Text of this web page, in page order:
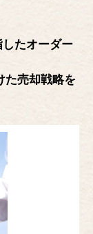
たオーダー
た売却戦略を